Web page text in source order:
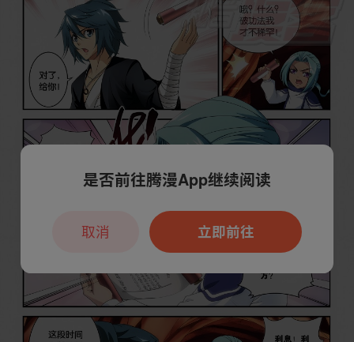
是否前往腾漫App继续阅读
立即前往
取消